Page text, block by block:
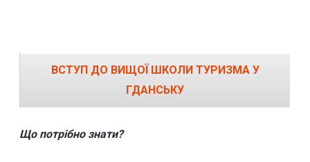
ВСТУП ДО ВИЩОЇ ШКОЛИ ТУРИЗМА У
ГДАНСЬКУ
Що потрібно знати?